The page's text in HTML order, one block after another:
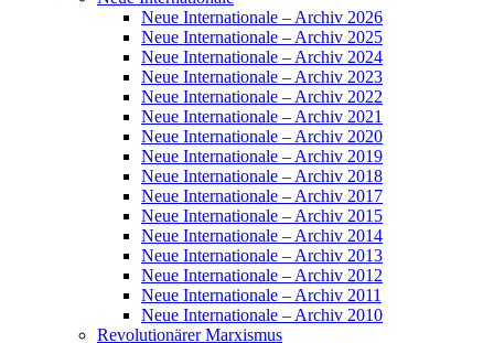
Neue Internationale – Archiv 2026
Neue Internationale – Archiv 2025
Neue Internationale – Archiv 2024
Neue Internationale – Archiv 2023
Neue Internationale – Archiv 2022
Neue Internationale – Archiv 2021
Neue Internationale – Archiv 2020
Neue Internationale – Archiv 2019
Neue Internationale – Archiv 2018
Neue Internationale – Archiv 2017
Neue Internationale – Archiv 2015
Neue Internationale – Archiv 2014
Neue Internationale – Archiv 2013
Neue Internationale – Archiv 2012
Neue Internationale – Archiv 2011
Neue Internationale – Archiv 2010
Revolutionärer Marxismus